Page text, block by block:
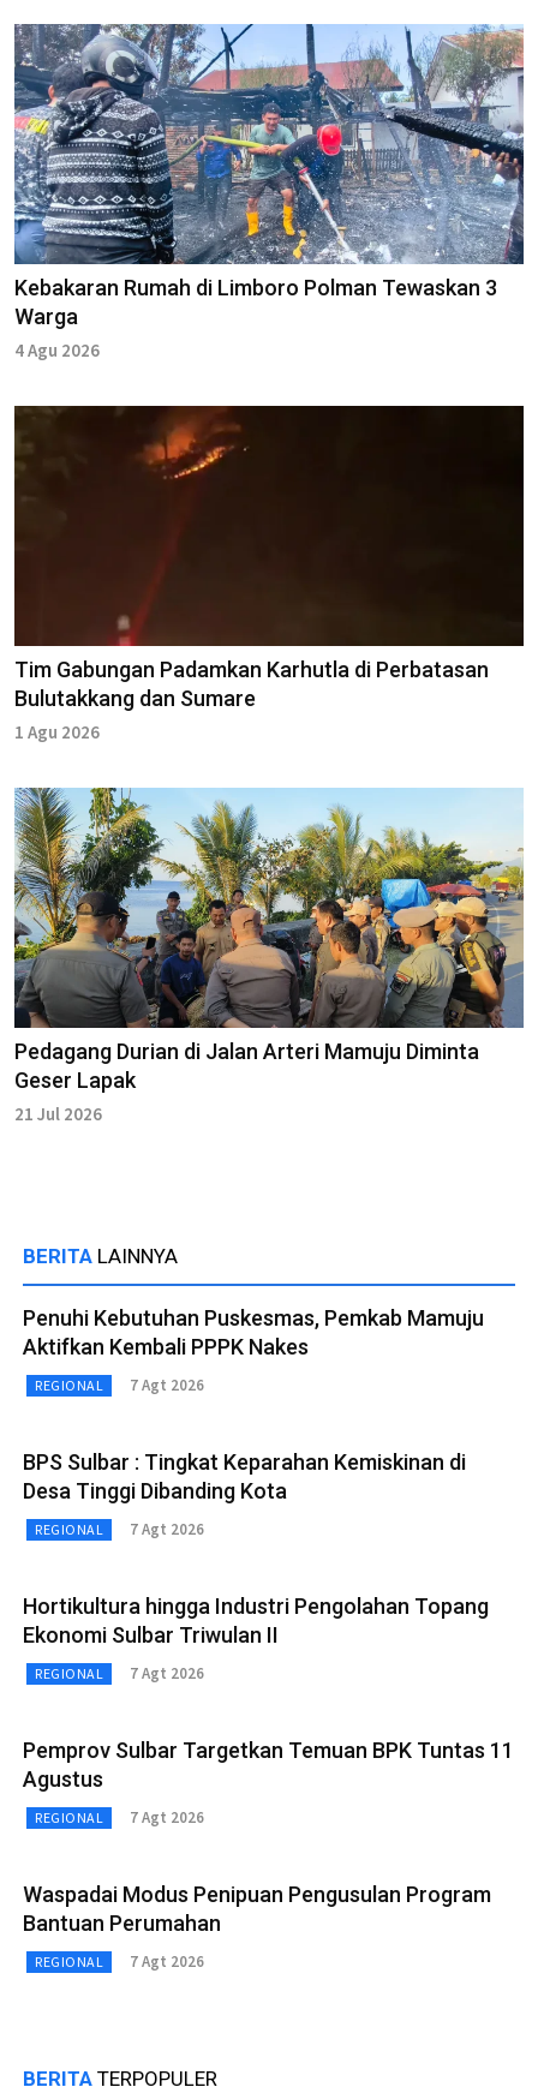
Kebakaran Rumah di Limboro Polman Tewaskan 3
Warga
4 Agu 2026
Tim Gabungan Padamkan Karhutla di Perbatasan
Bulutakkang dan Sumare
1 Agu 2026
Pedagang Durian di Jalan Arteri Mamuju Diminta
Geser Lapak
21 Jul 2026
BERITA LAINNYA
Penuhi Kebutuhan Puskesmas, Pemkab Mamuju
Aktifkan Kembali PPPK Nakes
REGIONAL 7 Agt 2026
BPS Sulbar : Tingkat Keparahan Kemiskinan di
Desa Tinggi Dibanding Kota
REGIONAL 7 Agt 2026
Hortikultura hingga Industri Pengolahan Topang
Ekonomi Sulbar Triwulan II
REGIONAL 7 Agt 2026
Pemprov Sulbar Targetkan Temuan BPK Tuntas 11
Agustus
REGIONAL 7 Agt 2026
Waspadai Modus Penipuan Pengusulan Program
Bantuan Perumahan
REGIONAL 7 Agt 2026
BERITA TERPOPULER